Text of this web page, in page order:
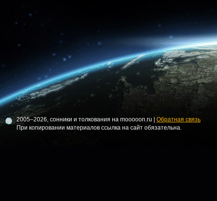
2005–2026, сонники и толкования на mooooon.ru | Обратная связь
При копировании материалов ссылка на сайт обязательна.